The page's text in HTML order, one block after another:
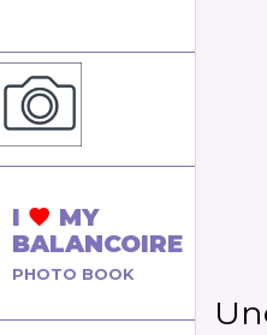
I
MY
BALANCOIRE
PHOTO BOOK